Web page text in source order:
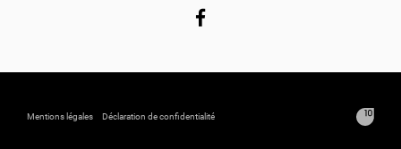
Mentions légales Déclaration de confidentialité